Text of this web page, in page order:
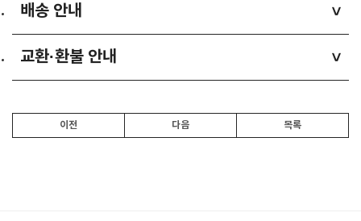
배송 안내 >
교환·환불 안내 >
이전 다음 목록